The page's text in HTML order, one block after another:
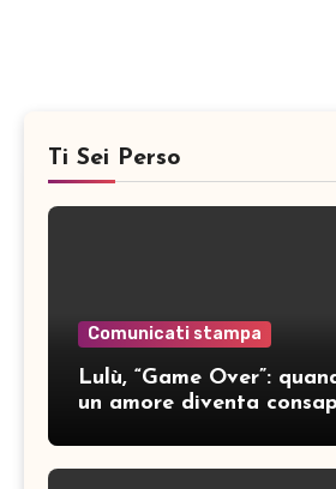
Ti Sei Perso
Comunicati stampa
Lulù, “Game Over”:
un amore diventa